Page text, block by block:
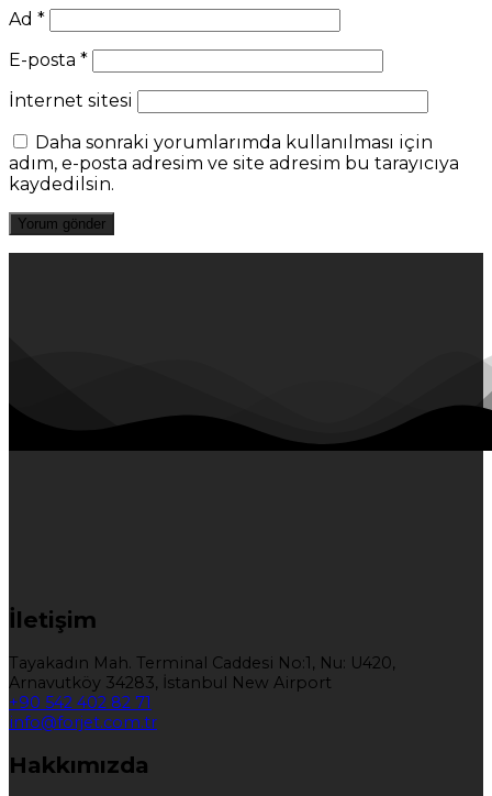
Ad *
E-posta *
İnternet sitesi
Daha sonraki yorumlarımda kullanılması için
adım, e-posta adresim ve site adresim bu tarayıcıya
kaydedilsin.
İletişim
Tayakadın Mah. Terminal Caddesi No:1, Nu: U420,
Arnavutköy 34283, İstanbul New Airport
+90 542 402 82 71
info@forjet.com.tr
Hakkımızda